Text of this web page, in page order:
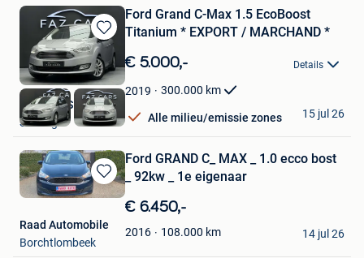
Bewaren
in
Mijn
Favorieten
Ford Grand C-Max 1.5 EcoBoost
Titanium * EXPORT / MARCHAND *
€ 5.000,- Details
2019 300.000 km
Alle milieu/emissie zones
Faz Cars SRL
Seraing
15 jul 26
Bewaren
in
Favorieten
Ford GRAND C_ MAX _ 1.0 ecco bost
_ 92kw _ 1e eigenaar
€ 6.450,-
2016 108.000 km
Raad Automobile
Borchtlombeek
14 jul 26